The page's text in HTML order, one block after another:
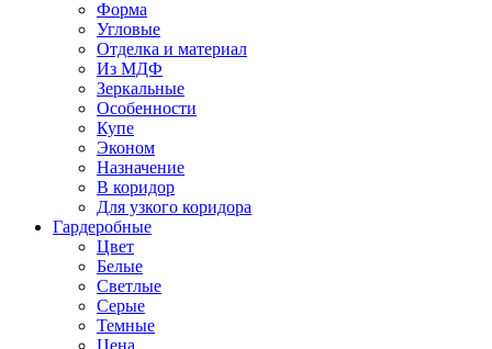
Форма
Угловые
Отделка и материал
Из МДФ
Зеркальные
Особенности
Купе
Эконом
Назначение
В коридор
Для узкого коридора
Гардеробные
Цвет
Белые
Светлые
Серые
Темные
Цена